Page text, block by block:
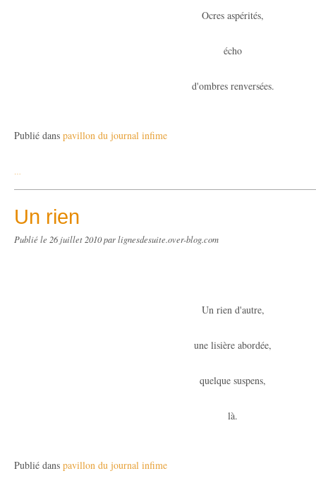
Ocres aspérités,
écho
d'ombres renversées.
Publié dans pavillon du journal infime
…
Un rien
Publié le 26 juillet 2010par lignesdesuite.over-blog.com
Un rien d'autre,
une lisière abordée,
quelque suspens,
là.
Publié dans pavillon du journal infime